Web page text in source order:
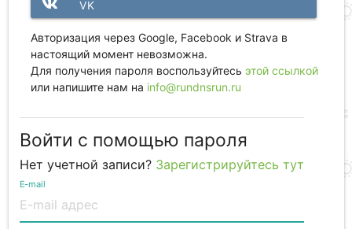
VK
Авторизация через Google, Facebook и Strava в
настоящий момент невозможна.
Для получения пароля воспользуйтесь этой ссылкой
или напишите нам на info@rundnsrun.ru
Войти с помощью пароля
Нет учетной записи? Зарегистрируйтесь тут
E-mail